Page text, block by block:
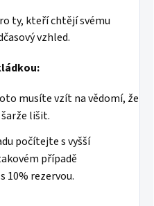
ty, kteří chtějí svému
vzhled.
musíte vzít na vědomí, že
lišit.
počítejte s vyšší
případě
10% rezervou.